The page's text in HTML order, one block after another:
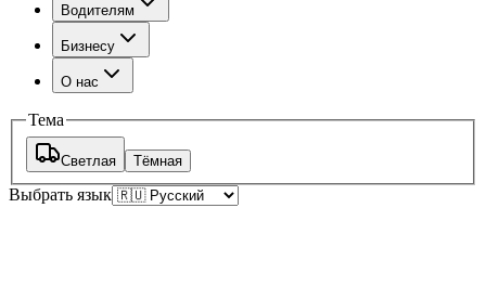
Водителям
Бизнесу
О нас
Тема
Светлая Тёмная
Выбрать язык